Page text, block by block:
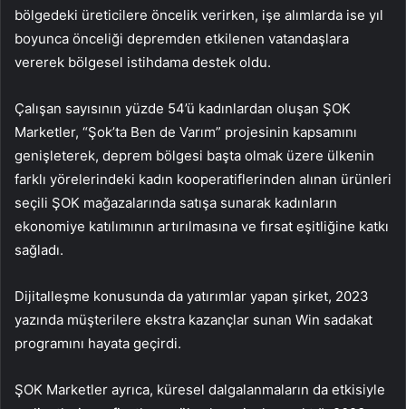
bölgedeki üreticilere öncelik verirken, işe alımlarda ise yıl
boyunca önceliği depremden etkilenen vatandaşlara
vererek bölgesel istihdama destek oldu.
Çalışan sayısının yüzde 54’ü kadınlardan oluşan ŞOK
Marketler, “Şok’ta Ben de Varım” projesinin kapsamını
genişleterek, deprem bölgesi başta olmak üzere ülkenin
farklı yörelerindeki kadın kooperatiflerinden alınan ürünleri
seçili ŞOK mağazalarında satışa sunarak kadınların
ekonomiye katılımının artırılmasına ve fırsat eşitliğine katkı
sağladı.
Dijitalleşme konusunda da yatırımlar yapan şirket, 2023
yazında müşterilere ekstra kazançlar sunan Win sadakat
programını hayata geçirdi.
ŞOK Marketler ayrıca, küresel dalgalanmaların da etkisiyle